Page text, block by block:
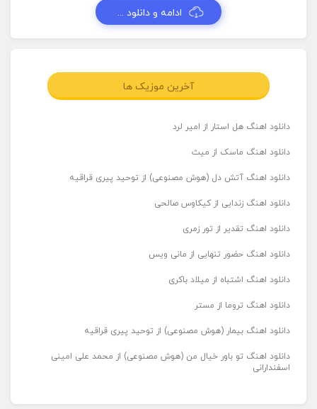
ادامه و دانلود ...
آخرین موزیک ها
دانلود اهنگ هل استار از امیر لرد
دانلود اهنگ ماسک از میث
دانلود اهنگ آتش دل (هوش مصنوعی) از توحید پیری قراقیه
دانلود اهنگ زندایی از کیکاوس صالحی
دانلود اهنگ تقدیر از تور زمری
دانلود اهنگ حضور تنهایی از مانی ویس
دانلود اهنگ اشتباه از میلاد باکری
دانلود اهنگ تروما از مستر
دانلود اهنگ بیمار (هوش مصنوعی) از توحید پیری قراقیه
دانلود اهنگ تو باور خیال من (هوش مصنوعی) از محمد علی امینی
اسفندارانی